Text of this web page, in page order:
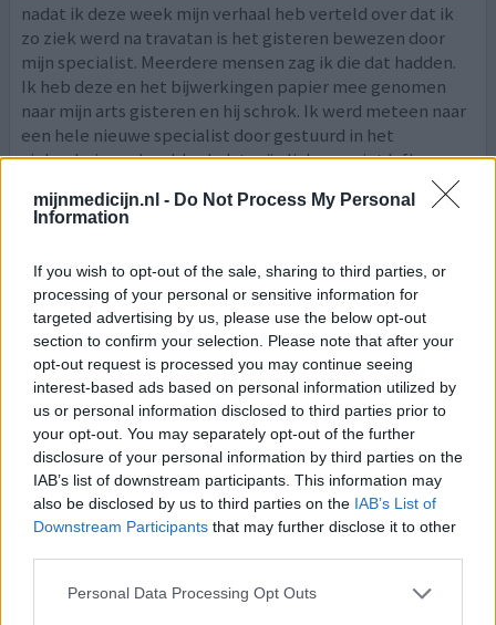
mijnmedicijn.nl - Do Not Process My Personal
Information
If you wish to opt-out of the sale, sharing to third parties, or
processing of your personal or sensitive information for
targeted advertising by us, please use the below opt-out
section to confirm your selection. Please note that after your
opt-out request is processed you may continue seeing
interest-based ads based on personal information utilized by
us or personal information disclosed to third parties prior to
your opt-out. You may separately opt-out of the further
disclosure of your personal information by third parties on the
IAB’s list of downstream participants. This information may
also be disclosed by us to third parties on the IAB’s List of
Downstream Participants that may further disclose it to other
Personal Data Processing Opt Outs
nadat ik deze week mijn verhaal heb verteld over dat ik
zo ziek werd na travatan is het gisteren bewezen door
mijn specialist. Meerdere mensen zag ik die dat hadden.
Ik heb deze en het bijwerkingen papier mee genomen
naar mijn arts gisteren en hij schrok. Ik werd meteen naar
een hele nieuwe specialist door gestuurd in het
ziekenhuis en daar bleek dat mijn lichaam niet b[lees
Travatan
14-08-2014 | Vrouw | 62
travoprost
Glaucoom
Effectiviteit
Hoeveelheid bijwerkingen
Ik heb sinds 3 jaar Travatan, maar kreeg veel problemen.
Ondertussen gaf de oogarts me telkens anderen, maar
die flesjes zijn voor mij te moeilijk om er 1 druppel uit te
krijgen. Nu is mijn specialist in Brunssum met pensioen